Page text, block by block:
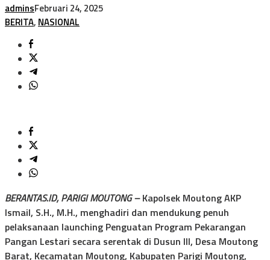
adminsFebruari 24, 2025
BERITA, NASIONAL
BERANTAS.ID, PARIGI MOUTONG – Kapolsek Moutong AKP
Ismail, S.H., M.H., menghadiri dan mendukung penuh
pelaksanaan launching Penguatan Program Pekarangan
Pangan Lestari secara serentak di Dusun III, Desa Moutong
Barat, Kecamatan Moutong, Kabupaten Parigi Moutong,